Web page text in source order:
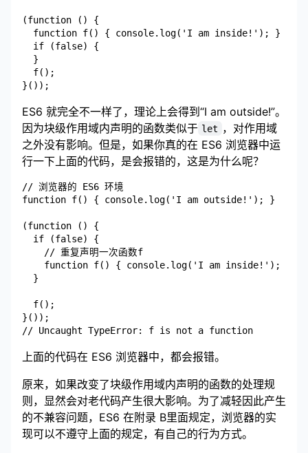
(function () {
  function f() { console.log('I am inside!'); }
  if (false) {
  }
  f();
ES6 就完全不一样了，理论上会得到“I am outside!”。
因为块级作用域内声明的函数类似于 let ，对作用域
之外没有影响。但是，如果你真的在 ES6 浏览器中运
行一下上面的代码，是会报错的，这是为什么呢？
// 浏览器的 ES6 环境
function f() { console.log('I am outside!'); }
(function () {
  if (false) {
    // 重复声明一次函数f
    function f() { console.log('I am inside!'); }
  }
  f();
}());
上面的代码在 ES6 浏览器中，都会报错。
原来，如果改变了块级作用域内声明的函数的处理规
则，显然会对老代码产生很大影响。为了减轻因此产生
的不兼容问题，ES6 在附录 B里面规定，浏览器的实
现可以不遵守上面的规定，有自己的行为方式。